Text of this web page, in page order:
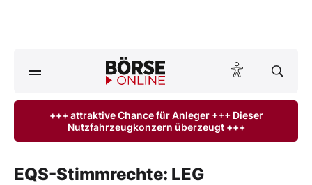
ktuelle Ausgabe BÖRSE ONLINE lesen
Anlageprodukte
+++ attraktive Chance für Anleger +++ Dieser
Nutzfahrzeugkonzern überzeugt +++
EQS-Stimmrechte: LEG